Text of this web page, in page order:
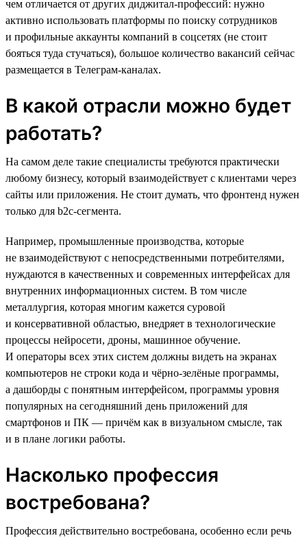
чем отличается от других диджитал-профессий: нужно
активно использовать платформы по поиску сотрудников
и профильные аккаунты компаний в соцсетях (не стоит
бояться туда стучаться), большое количество вакансий сейчас
размещается в Телеграм-каналах.
В какой отрасли можно будет
работать?
На самом деле такие специалисты требуются практически
любому бизнесу, который взаимодействует с клиентами через
сайты или приложения. Не стоит думать, что фронтенд нужен
только для b2c-сегмента.
Например, промышленные производства, которые
не взаимодействуют с непосредственными потребителями,
нуждаются в качественных и современных интерфейсах для
внутренних информационных систем. В том числе
металлургия, которая многим кажется суровой
и консервативной областью, внедряет в технологические
процессы нейросети, дроны, машинное обучение.
И операторы всех этих систем должны видеть на экранах
компьютеров не строки кода и чёрно-зелёные программы,
а дашборды с понятным интерфейсом, программы уровня
популярных на сегодняшний день приложений для
смартфонов и ПК — причём как в визуальном смысле, так
и в плане логики работы.
Насколько профессия
востребована?
Профессия действительно востребована, особенно если речь